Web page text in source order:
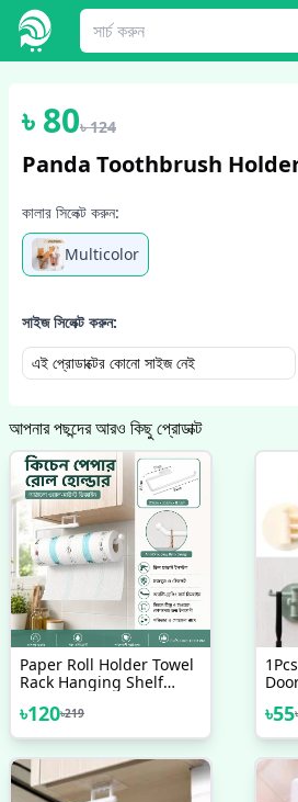
৳80৳124
Panda Toothbrush
কালার সিলেক্ট করুন:
Multicolor
সাইজ সিলেক্ট করুন:
এই প্রোডাক্টের কোনো সাইজ নেই
আপনার পছন্দের আরও কিছু প্রোডাক্ট
Paper Roll Holder Towel
Rack Hanging Shelf
Rack Home Kitchen
Tissue Accessory 1Pcs
৳120৳219 ৳55৳